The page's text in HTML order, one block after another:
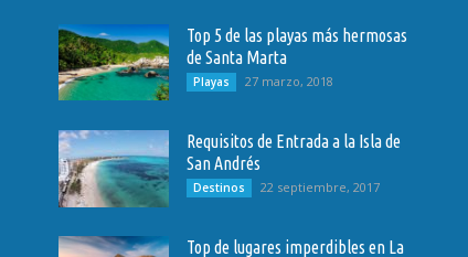
Top 5 de las playas más hermosas
de Santa Marta
Playas 27 marzo, 2018
Requisitos de Entrada a la Isla de
San Andrés
Destinos 22 septiembre, 2017
Top de lugares imperdibles en La